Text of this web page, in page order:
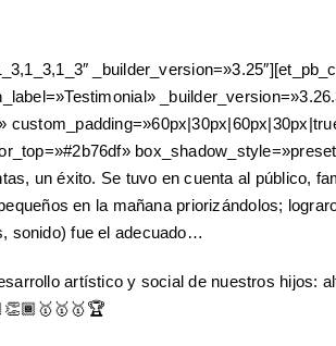
un éxito. Se tuvo en cuenta al público,
en la mañana priorizándolos;
sonido) fue el adecuado…
artístico y social de nuestros hijos: